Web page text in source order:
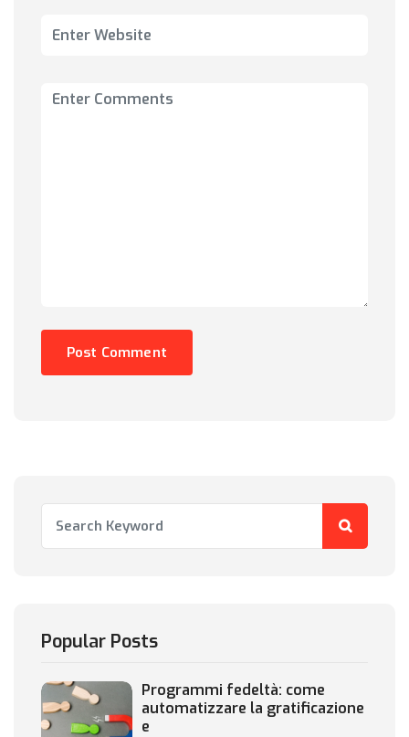
Popular Posts
Programmi fedeltà: come
automatizzare la gratificazione
e